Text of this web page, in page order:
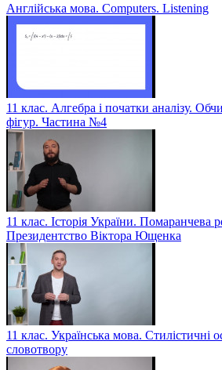
Англійська мова. Computers. Listening
11 клас. Алгебра і початки аналізу.
фігур. Частина №4
11 клас. Історія України. Помаранчева
Президентство Віктора Ющенка
11 клас. Українська мова. Стилістичні
словотвору